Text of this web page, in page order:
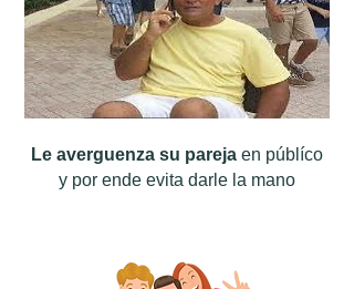
Le averguenza su parejaen públíco
y por ende evita darle la mano